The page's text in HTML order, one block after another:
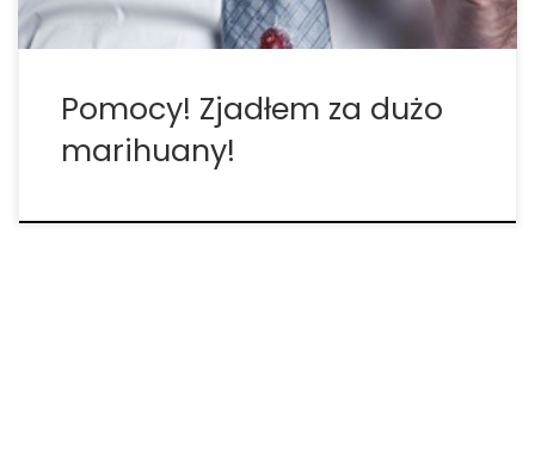
Pomocy! Zjadłem za dużo
marihuany!